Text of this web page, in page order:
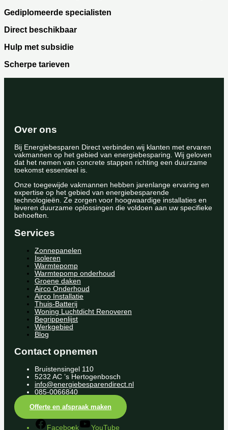
Gediplomeerde specialisten
Direct beschikbaar
Hulp met subsidie
Scherpe tarieven
Over ons
Bij Energiebesparen Direct verbinden wij klanten met ervaren
vakmannen op het gebied van energiebesparing. Wij geloven
dat het nemen van concrete stappen richting een duurzame
toekomst essentieel is.
Onze toegewijde vakmannen hebben jarenlange ervaring en
expertise op het gebied van energiebesparende
technologieën. Ze zorgen voor hoogwaardige installaties en
leveren duurzame oplossingen die voldoen aan uw specifieke
behoeften.
Services
Zonnepanelen
Isoleren
Warmtepomp
Warmtepomp onderhoud
Groene daken
Airco Onderhoud
Airco Installatie
Thuis-Batterij
Woning Luchtdicht Renoveren
Begrippenlijst
Werkgebied
Blog
Contact opnemen
Bruistensingel 110
5232 AC ’s Hertogenbosch
info@energiebesparendirect.nl
085-0066840
Offerte en afspraak maken
Facebook YouTube